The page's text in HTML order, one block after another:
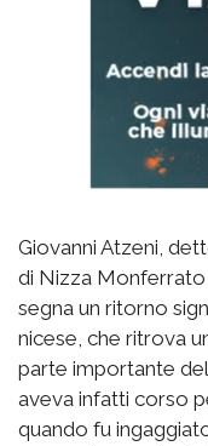
Giovanni Atzeni,
di Nizza Monferrato
segna un ritorno
nicese, che ritrova
parte importante
aveva infatti corso
quando fu